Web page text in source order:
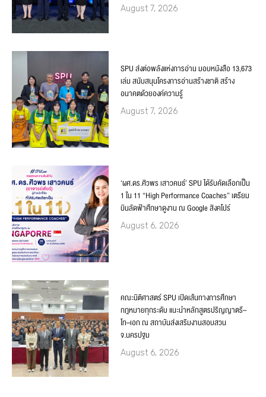
August 7, 2026
SPU ส่งต่อพลังแห่งการอ่าน มอบหนังสือ 13,673
เล่ม สนับสนุนโครงการอ่านสร้างชาติ สร้าง
อนาคตด้วยองค์ความรู้
August 7, 2026
‘ผศ.ดร.ศิวพร เสาวคนธ์’ SPU ได้รับคัดเลือกเป็น
1 ใน 11 “High Performance Coaches” เตรียม
บินลัดฟ้าศึกษาดูงาน ณ Google สิงคโปร์
August 6, 2026
คณะนิติศาสตร์ SPU เปิดเส้นทางการศึกษา
กฎหมายทุกระดับ แนะนำหลักสูตรปริญญาตรี–
โท–เอก ณ สถาบันส่งเสริมงานสอบสวน
จ.นครปฐม
August 6, 2026